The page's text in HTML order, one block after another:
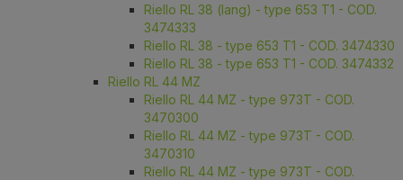
Riello RL 38 (lang) - type 653 T1 - COD.
3474333
Riello RL 38 - type 653 T1 - COD. 3474330
Riello RL 38 - type 653 T1 - COD. 3474332
Riello RL 44 MZ
Riello RL 44 MZ - type 973T - COD.
3470300
Riello RL 44 MZ - type 973T - COD.
3470310
Riello RL 44 MZ - type 973T - COD.